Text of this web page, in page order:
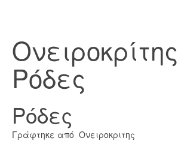
Ονειροκρίτης
Ρόδες
Ρόδες
Γράφτηκε από Ονειροκριτης